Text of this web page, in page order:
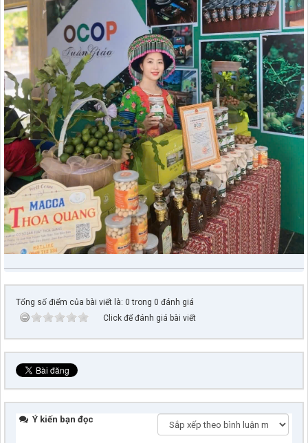
Tổng số điểm của bài viết là: 0 trong 0 đánh giá
Click để đánh giá bài viết
Ý kiến bạn đọc